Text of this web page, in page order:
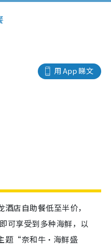
用 App 睇文
酒店自助餐低至半价，
可享受到多种海鲜，以
题“奈和牛·海鲜盛